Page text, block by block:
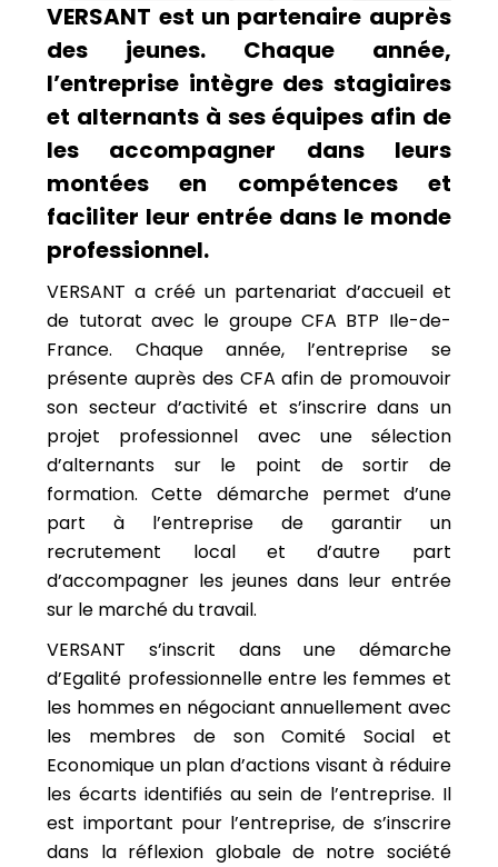
VERSANT est un partenaire auprès
des jeunes. Chaque année,
l’entreprise intègre des stagiaires
et alternants à ses équipes afin de
les accompagner dans leurs
montées en compétences et
faciliter leur entrée dans le monde
professionnel.
VERSANT a créé un partenariat d’accueil et
de tutorat avec le groupe CFA BTP Ile-de-
France. Chaque année, l’entreprise se
présente auprès des CFA afin de promouvoir
son secteur d’activité et s’inscrire dans un
projet professionnel avec une sélection
d’alternants sur le point de sortir de
formation. Cette démarche permet d’une
part à l’entreprise de garantir un
recrutement local et d’autre part
d’accompagner les jeunes dans leur entrée
sur le marché du travail.
VERSANT s’inscrit dans une démarche
d’Egalité professionnelle entre les femmes et
les hommes en négociant annuellement avec
les membres de son Comité Social et
Economique un plan d’actions visant à réduire
les écarts identifiés au sein de l’entreprise. Il
est important pour l’entreprise, de s’inscrire
dans la réflexion globale de notre société